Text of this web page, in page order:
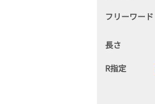
フリーワード
長さ
R指定